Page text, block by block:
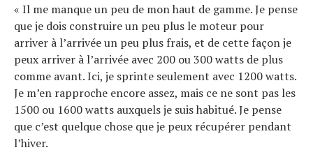
« Il me manque un peu de mon haut de gamme. Je pense
que je dois construire un peu plus le moteur pour
arriver à l’arrivée un peu plus frais, et de cette façon je
peux arriver à l’arrivée avec 200 ou 300 watts de plus
comme avant. Ici, je sprinte seulement avec 1200 watts.
Je m’en rapproche encore assez, mais ce ne sont pas les
1500 ou 1600 watts auxquels je suis habitué. Je pense
que c’est quelque chose que je peux récupérer pendant
l’hiver.